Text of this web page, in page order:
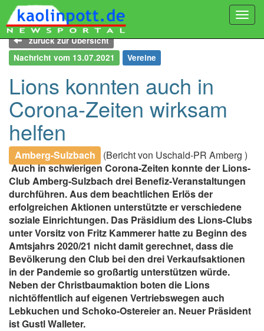
zurück zur Übersicht
Nachricht vom 13.07.2021
Vereine
Lions konnten auch in
Corona-Zeiten wirksam
helfen
Amberg-Sulzbach
(Bericht von Uschald-PR Amberg )
Auch in schwierigen Corona-Zeiten konnte der Lions-
Club Amberg-Sulzbach drei Benefiz-Veranstaltungen
durchführen. Aus dem beachtlichen Erlös der
erfolgreichen Aktionen unterstützte er verschiedene
soziale Einrichtungen. Das Präsidium des Lions-Clubs
unter Vorsitz von Fritz Kammerer hatte zu Beginn des
Amtsjahrs 2020/21 nicht damit gerechnet, dass die
Bevölkerung den Club bei den drei Verkaufsaktionen
in der Pandemie so großartig unterstützen würde.
Neben der Christbaumaktion boten die Lions
nichtöffentlich auf eigenen Vertriebswegen auch
Lebkuchen und Schoko-Ostereier an. Neuer Präsident
ist Gustl Walleter.